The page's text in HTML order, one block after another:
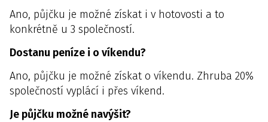
Ano, půjčku je možné získat i v hotovosti a to
konkrétně u 3 společností.
Dostanu peníze i o víkendu?
Ano, půjčku je možné získat o víkendu. Zhruba 20%
společností vyplácí i přes víkend.
Je půjčku možné navýšit?